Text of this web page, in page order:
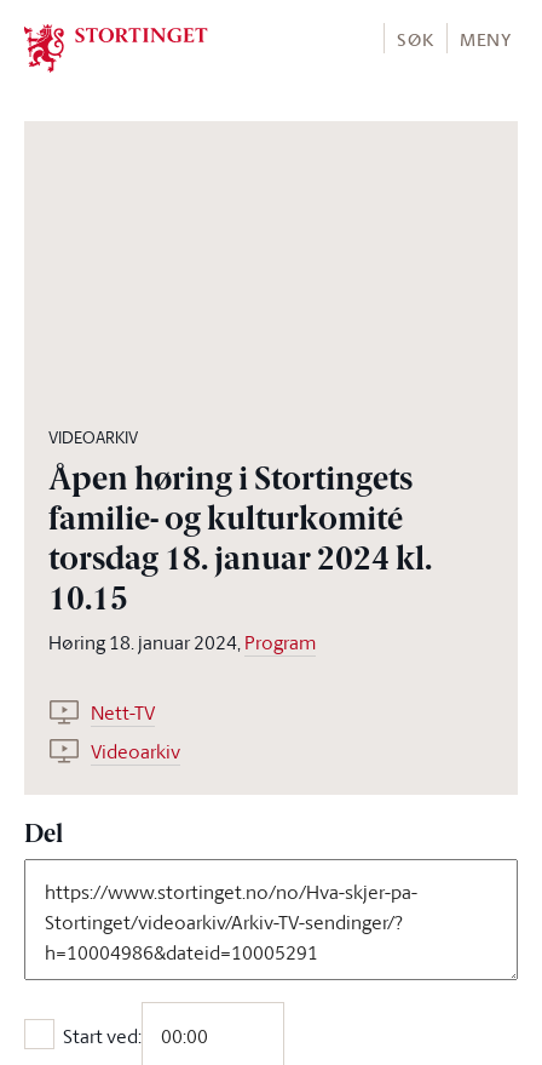
Stortinget.no
SØK MENY
VIDEOARKIV
Åpen høring i Stortingets
familie- og kulturkomité
torsdag 18. januar 2024 kl.
10.15
Høring 18. januar 2024,Program
Nett-TV
Videoarkiv
Del
Start ved:
Start ved: